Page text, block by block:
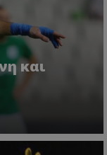
και